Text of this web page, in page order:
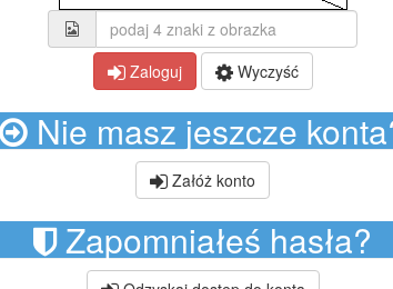
Zaloguj Wyczyść
Nie masz jeszcze
Załóż konto
Zapomniałeś hasła?